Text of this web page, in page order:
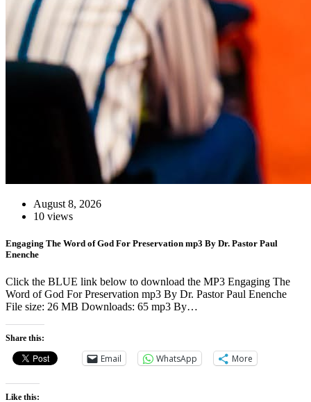
August 8, 2026
10 views
Engaging The Word of God For Preservation mp3 By Dr. Pastor Paul
Enenche
Click the BLUE link below to download the MP3 Engaging The
Word of God For Preservation mp3 By Dr. Pastor Paul Enenche
File size: 26 MB Downloads: 65 mp3 By…
Share this:
Email WhatsApp More
Like this: